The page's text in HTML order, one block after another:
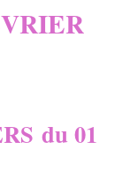
du 01